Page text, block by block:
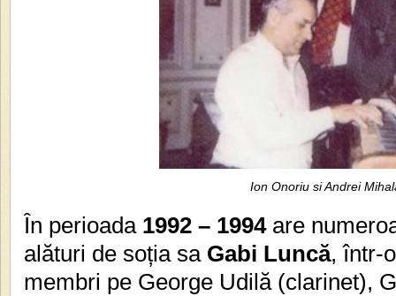
Ion Onoriu si Andrei
În perioada1992 – 1994are
alături de soția saGabi Luncă, într-
membri pe George Udilă (clarinet),